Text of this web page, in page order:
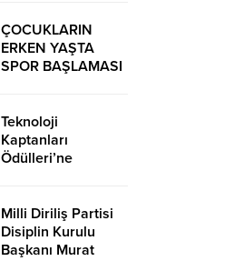
ÇOCUKLARIN
ERKEN YAŞTA
SPOR BAŞLAMASI
UZAK TUTUMUŞ
OLACAKTIR
Teknoloji
Kaptanları
Ödülleri’ne
Milli Diriliş Partisi
Disiplin Kurulu
Başkanı Murat